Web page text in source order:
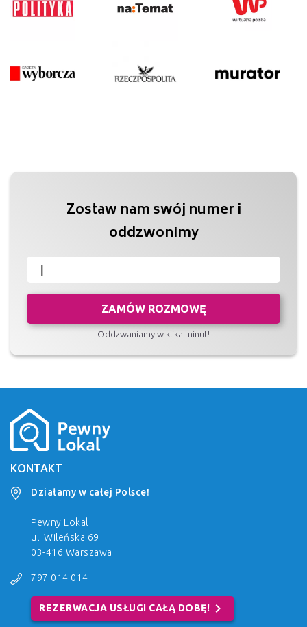
Zostaw nam swój numer i
oddzwonimy
ZAMÓW ROZMOWĘ
Oddzwaniamy w klika minut!
KONTAKT
Działamy w całej Polsce!
Pewny Lokal
ul. Wileńska 69
03-416 Warszawa
797 014 014
REZERWACJA USŁUGI CAŁĄ DOBĘ! chevron_right